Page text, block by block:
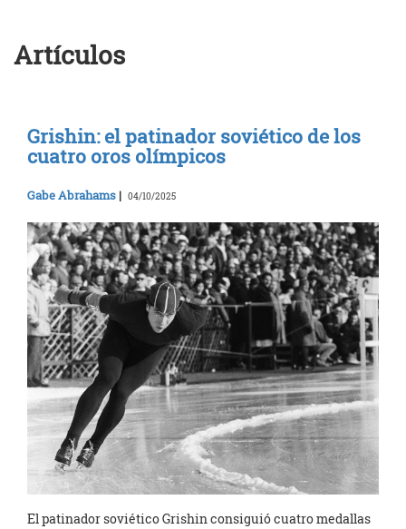
Artículos
Grishin: el patinador soviético de los
cuatro oros olímpicos
Gabe Abrahams | 04/10/2025
El patinador soviético Grishin consiguió cuatro medallas